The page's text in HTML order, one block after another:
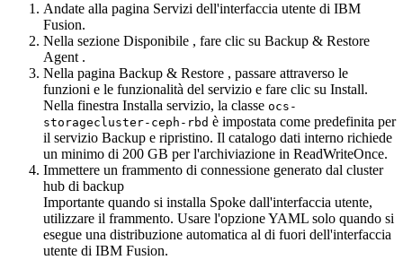
Andate alla pagina Servizi dell'interfaccia utente di IBM
Fusion.
Nella sezione Disponibile , fare clic su Backup & Restore
Agent.
Nella pagina Backup & Restore , passare attraverso le
funzioni e le funzionalità del servizio e fare clic su Install.
Nella finestra Installa servizio, la classe ocs-
storagecluster-ceph-rbd è impostata come predefinita per
il servizio Backup e ripristino. Il catalogo dati interno richiede
un minimo di 200 GB per l'archiviazione in ReadWriteOnce.
Immettere un frammento di connessione generato dal cluster
hub di backup
Importante quando si installa Spoke dall'interfaccia utente,
utilizzare il frammento. Usare l'opzione YAML solo quando si
esegue una distribuzione automatica al di fuori dell'interfaccia
utente di IBM Fusion.